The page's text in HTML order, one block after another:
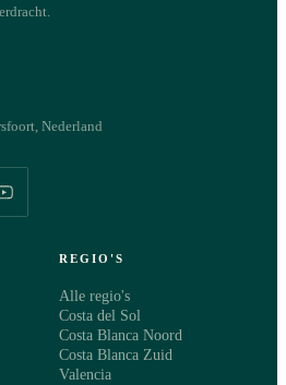
deze woning
consultant
Nederland
REGIO'S
Alle regio's
Costa del Sol
Costa Blanca Noord
Costa Blanca Zuid
Valencia